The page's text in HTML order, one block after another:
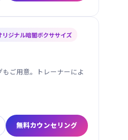
リジナル暗闇ボクササイズ
ご用意。トレーナーによ
無料カウンセリング